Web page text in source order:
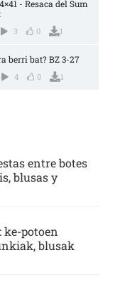
- Resaca del Sum
3 0 1
berri bat? BZ 3-27
4 0 1
entre botes
blusas y
ke-potoen
blusak